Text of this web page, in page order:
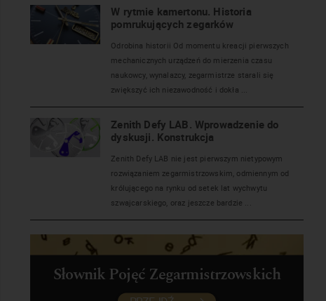
W rytmie kamertonu. Historia
pomrukujących zegarków
Odrobina historii Od momentu kreacji pierwszych
mechanicznych urządzeń do mierzenia czasu
naukowcy, wynalazcy, zegarmistrze starali się
zwiększyć ich niezawodność i dokła ...
Zenith Defy LAB. Wprowadzenie do
dyskusji. Konstrukcja
Zenith Defy LAB nie jest pierwszym nietypowym
rozwiązaniem zegarmistrzowskim, odmiennym od
królującego na rynku od setek lat wychwytu
szwajcarskiego, oraz jeszcze bardzie ...
Słownik Pojęć Zegarmistrzowskich